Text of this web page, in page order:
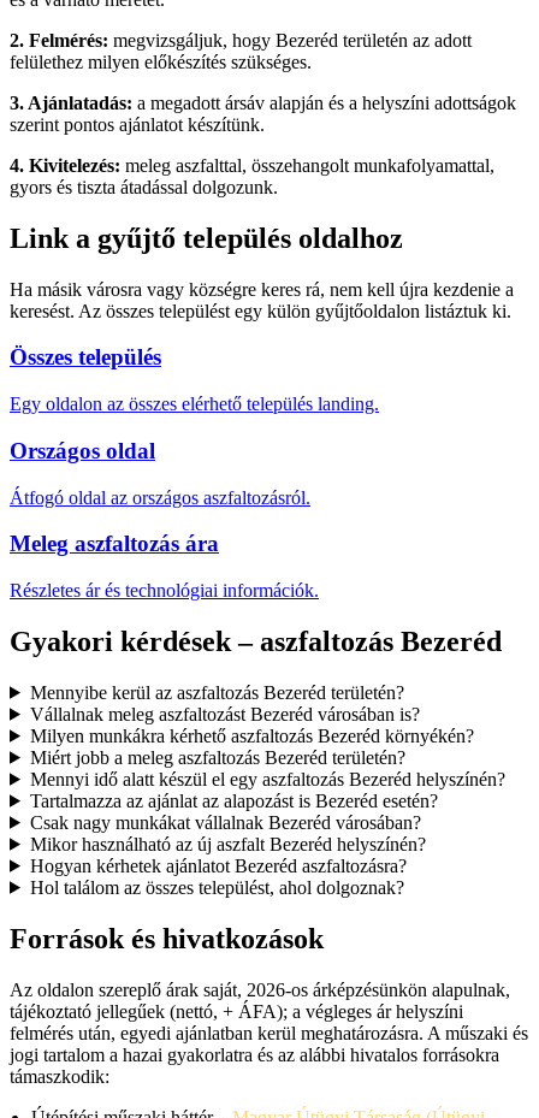
2. Felmérés: megvizsgáljuk, hogy Bezeréd területén az adott
felülethez milyen előkészítés szükséges.
3. Ajánlatadás: a megadott ársáv alapján és a helyszíni adottságok
szerint pontos ajánlatot készítünk.
4. Kivitelezés: meleg aszfalttal, összehangolt munkafolyamattal,
gyors és tiszta átadással dolgozunk.
Link a gyűjtő település oldalhoz
Ha másik városra vagy községre keres rá, nem kell újra kezdenie a
keresést. Az összes települést egy külön gyűjtőoldalon listáztuk ki.
Összes település
Egy oldalon az összes elérhető település landing.
Országos oldal
Átfogó oldal az országos aszfaltozásról.
Meleg aszfaltozás ára
Részletes ár és technológiai információk.
Gyakori kérdések – aszfaltozás Bezeréd
Mennyibe kerül az aszfaltozás Bezeréd területén?
Vállalnak meleg aszfaltozást Bezeréd városában is?
Milyen munkákra kérhető aszfaltozás Bezeréd környékén?
Miért jobb a meleg aszfaltozás Bezeréd területén?
Mennyi idő alatt készül el egy aszfaltozás Bezeréd helyszínén?
Tartalmazza az ajánlat az alapozást is Bezeréd esetén?
Csak nagy munkákat vállalnak Bezeréd városában?
Mikor használható az új aszfalt Bezeréd helyszínén?
Hogyan kérhetek ajánlatot Bezeréd aszfaltozásra?
Hol találom az összes települést, ahol dolgoznak?
Források és hivatkozások
Az oldalon szereplő árak saját, 2026-os árképzésünkön alapulnak,
tájékoztató jellegűek (nettó, + ÁFA); a végleges ár helyszíni
felmérés után, egyedi ajánlatban kerül meghatározásra. A műszaki és
jogi tartalom a hazai gyakorlatra és az alábbi hivatalos forrásokra
támaszkodik: